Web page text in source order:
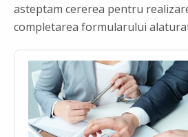
asteptam cererea pentru
completarea formularului